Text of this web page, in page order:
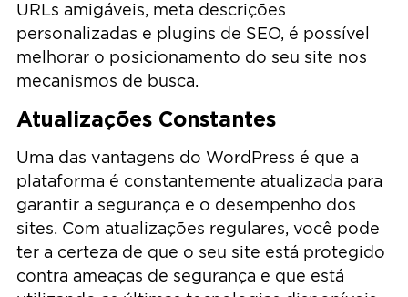
URLs amigáveis, meta descrições
personalizadas e plugins de SEO, é possível
melhorar o posicionamento do seu site nos
mecanismos de busca.
Atualizações Constantes
Uma das vantagens do WordPress é que a
plataforma é constantemente atualizada para
garantir a segurança e o desempenho dos
sites. Com atualizações regulares, você pode
ter a certeza de que o seu site está protegido
contra ameaças de segurança e que está